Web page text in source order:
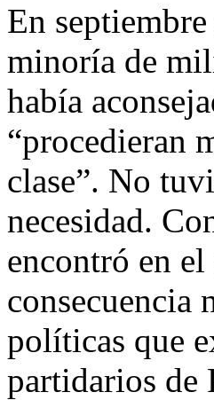
En
minoría de
había
“procedieran
clase”. No
necesidad.
encontró en
consecuencia
políticas que
partidarios de